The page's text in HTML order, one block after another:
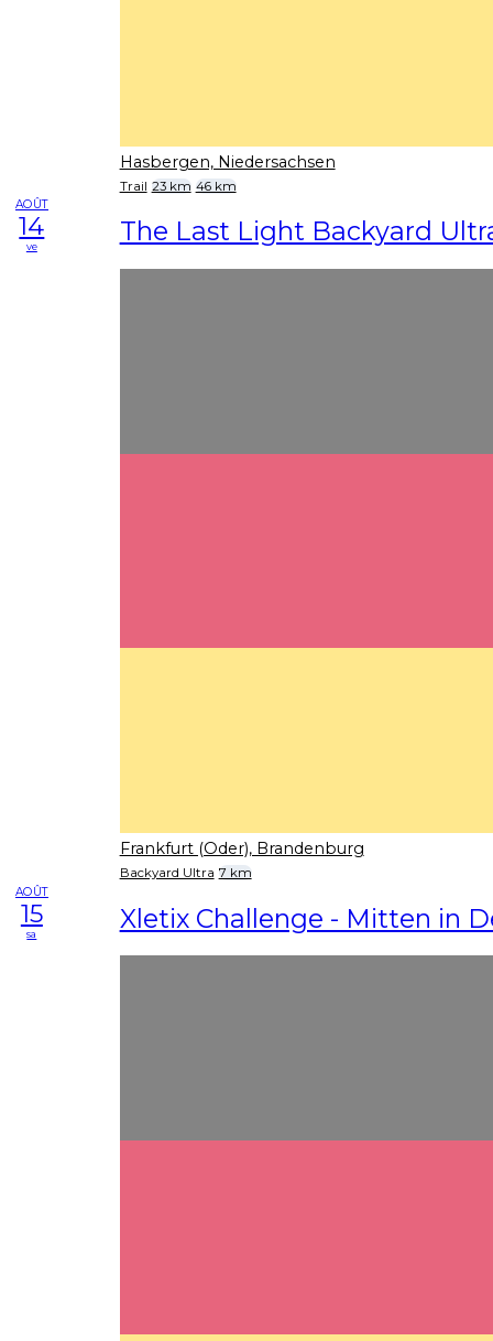
Hasbergen, Niedersachsen
Trail 23 km 46 km
AOÛT
14
ve The Last Light Backyard
Frankfurt (Oder), Brandenburg
Backyard Ultra 7 km
AOÛT
15
sa Xletix Challenge - Mitten in